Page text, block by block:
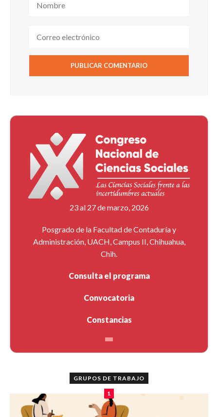
23 al 27 de marzo, 2026
Posgrado de la Facultad de Contaduría y
Administración, UACH, Campus II, Chihuahua,
Chih.
Consulta el programa
Convocatoria
Constancias
GRUPOS DE TRABAJO
1